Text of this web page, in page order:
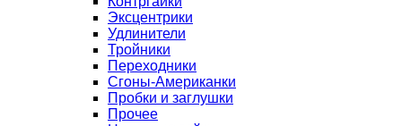
Эксцентрики
Удлинители
Тройники
Переходники
Сгоны-Американки
Пробки и заглушки
Прочее